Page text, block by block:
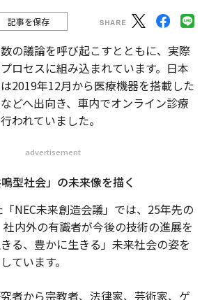
記事を保存
の議論を呼び起こすとともに、実際
ロセスに組み込まれています。日本
2019年12月から医療機器を搭載した
どへ出向き、車内でオンライン診療
われていました。
advertisement
型社会」の未来像を描く
NEC未来創造会議」では、25年先の
内外の有識者が今後の技術の進展を
る、豊かに生きる」未来社会の姿を
ています。
者から宗教者、法律家、芸術家、ゲ